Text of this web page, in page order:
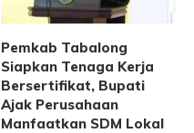
Pemkab Tabalong
Siapkan Tenaga Kerja
Bersertifikat, Bupati
Ajak Perusahaan
Manfaatkan SDM Lokal